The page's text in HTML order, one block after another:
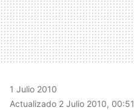
1 Julio 2010
Actualizado 2 Julio 2010, 00:51